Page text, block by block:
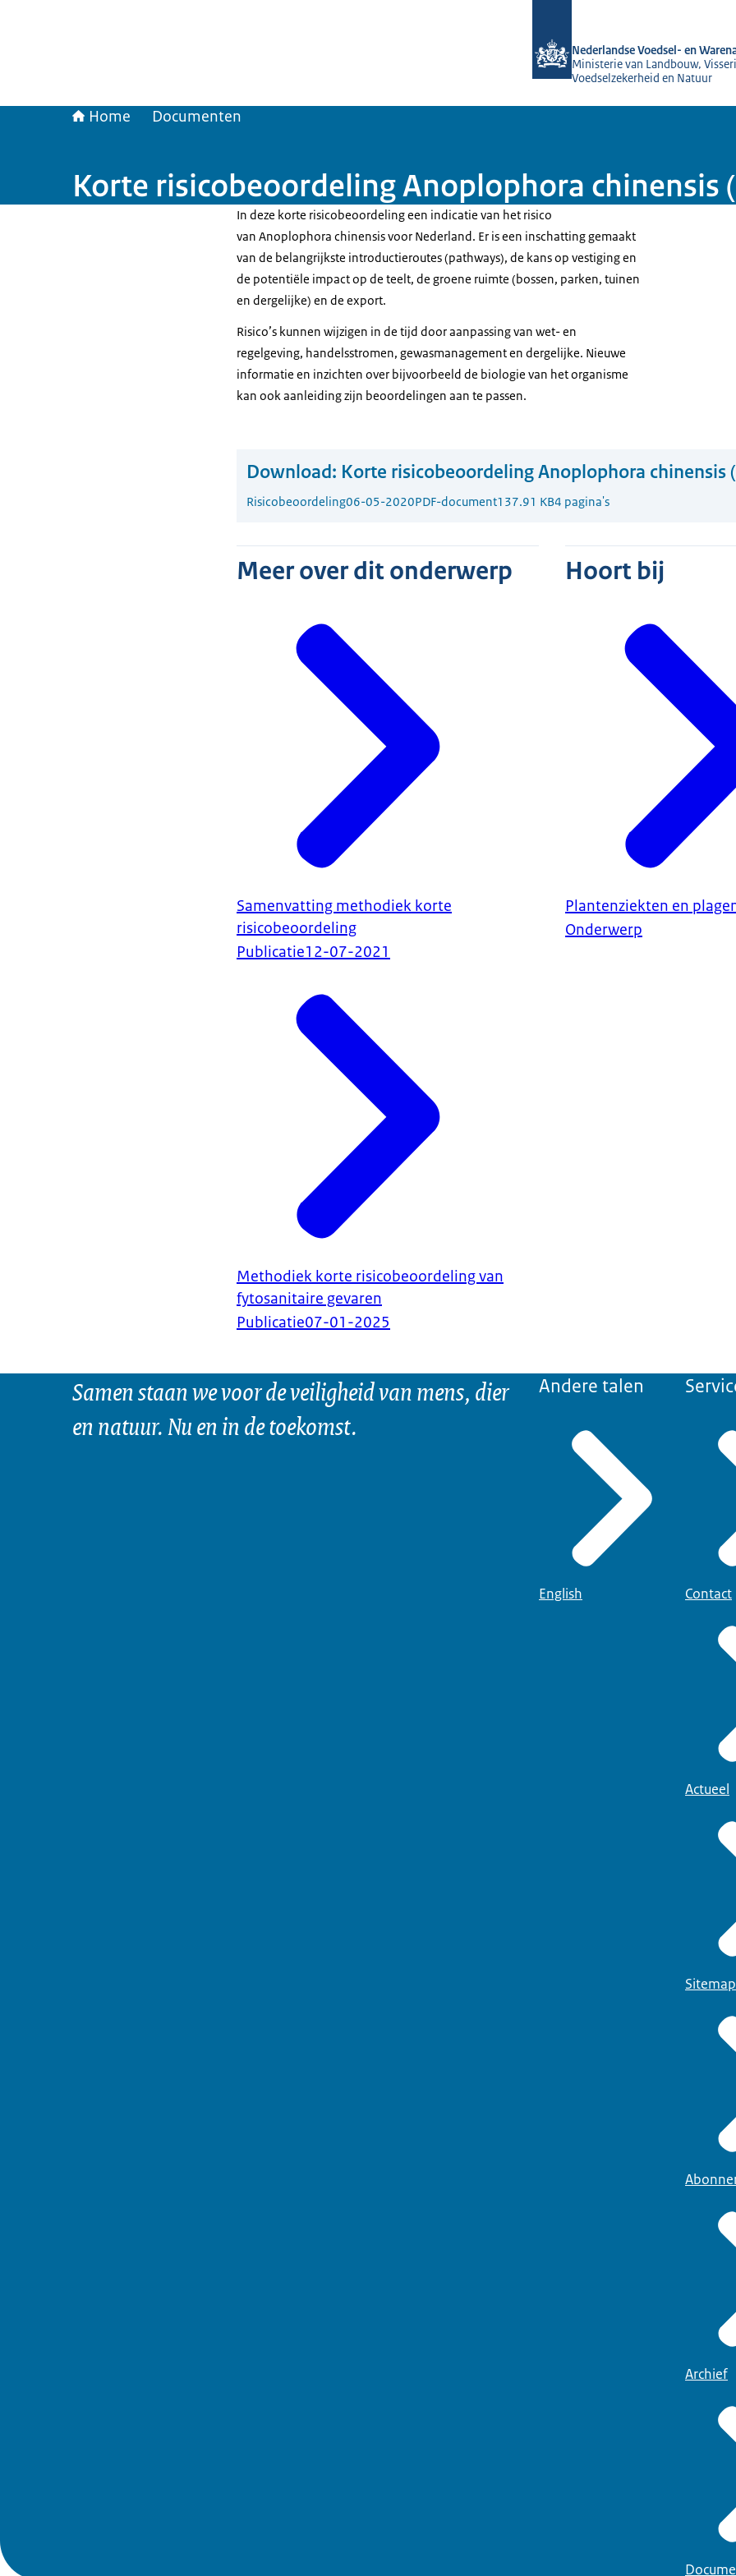
Nederlandse Voedsel- en
Ministerie van Landbouw,
Voedselzekerheid en Natuur
Home Documenten
Korte risicobeoordeling Anoplophora chinensis
In deze korte risicobeoordeling een indicatie van het risico
van Anoplophora chinensis voor Nederland. Er is een inschatting gemaakt
van de belangrijkste introductieroutes (pathways), de kans op vestiging en
de potentiële impact op de teelt, de groene ruimte (bossen, parken, tuinen
en dergelijke) en de export.
Risico’s kunnen wijzigen in de tijd door aanpassing van wet- en
regelgeving, handelsstromen, gewasmanagement en dergelijke. Nieuwe
informatie en inzichten over bijvoorbeeld de biologie van het organisme
kan ook aanleiding zijn beoordelingen aan te passen.
Download: Korte risicobeoordeling Anoplophora chinensis
Risicobeoordeling06-05-2020PDF-document137.91 KB4 pagina's
Meer over dit onderwerp
Samenvatting methodiek korte
risicobeoordeling
Publicatie12-07-2021
Methodiek korte risicobeoordeling van
fytosanitaire gevaren
Publicatie07-01-2025
Hoort bij
Plantenziekten en
Onderwerp
Samen staan we voor de veiligheid van mens, dier
en natuur. Nu en in de toekomst.
Andere talen
English Contact
Actueel
Sitemap
Archief